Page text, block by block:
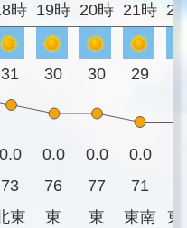
時 19時 20時 21時
31 30 30 29
0.0 0.0 0.0 0.0
73 76 77 71
東 東 東 東南 東